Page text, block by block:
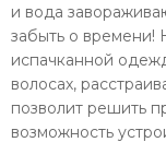
и вода
забыть о времени!
испачканной
волосах,
позволит решить
возможность